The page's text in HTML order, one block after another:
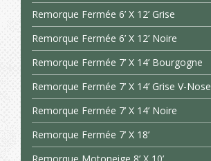
Remorque Fermée 6’ X 12’ Grise
Remorque Fermée 6’ X 12’ Noire
Remorque Fermée 7’ X 14’ Bourgogne
Remorque Fermée 7’ X 14’ Grise V-Nose
Remorque Fermée 7’ X 14’ Noire
Remorque Fermée 7’ X 18’